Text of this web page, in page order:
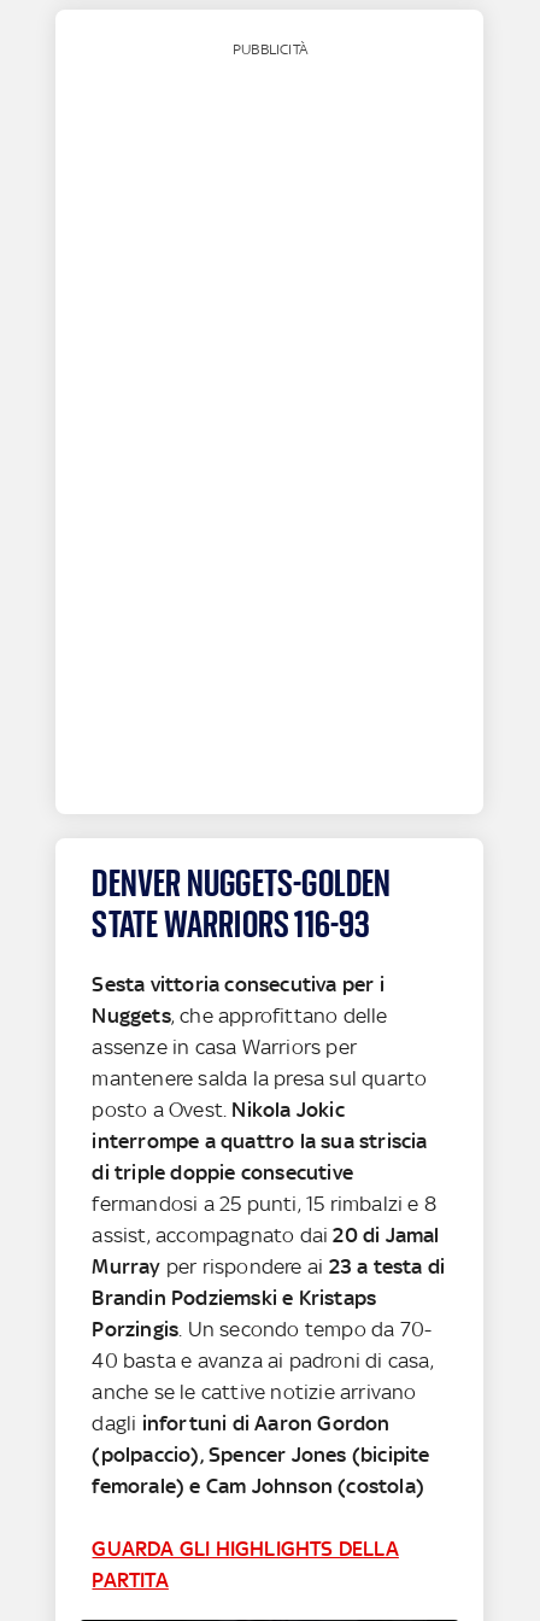
PUBBLICITÀ
DENVER NUGGETS-GOLDEN
STATE WARRIORS 116-93
Sesta vittoria consecutiva per i
Nuggets, che approfittano delle
assenze in casa Warriors per
mantenere salda la presa sul quarto
posto a Ovest. Nikola Jokic
interrompe a quattro la sua striscia
di triple doppie consecutive
fermandosi a 25 punti, 15 rimbalzi e 8
assist, accompagnato dai20 di Jamal
Murray per rispondere ai 23 a testa di
Brandin Podziemski e Kristaps
Porzingis. Un secondo tempo da 70-
40 basta e avanza ai padroni di casa,
anche se le cattive notizie arrivano
dagli infortuni di Aaron Gordon
(polpaccio), Spencer Jones (bicipite
femorale) e Cam Johnson (costola)
GUARDA GLI HIGHLIGHTS DELLA
PARTITA